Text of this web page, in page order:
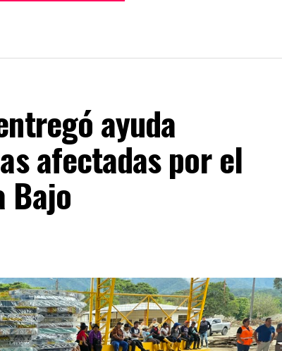
ayuda
afectadas por el
Bajo